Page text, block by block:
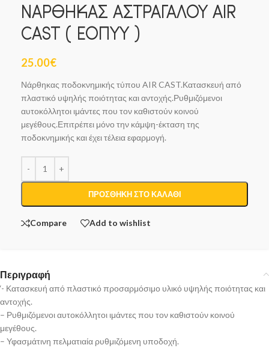
ΝΑΡΘΗΚΑΣ ΑΣΤΡΑΓΑΛΟΥ AIR
CAST ( ΕΟΠΥΥ )
25.00€
Νάρθηκας ποδοκνημικής τύπου AIR CAST.Κατασκευή από
πλαστικό υψηλής ποιότητας και αντοχής.Ρυθμιζόμενοι
αυτοκόλλητοι ιμάντες που τον καθιστούν κοινού
μεγέθους.Επιτρέπει μόνο την κάμψη-έκταση της
ποδοκνημικής και έχει τέλεια εφαρμογή.
ΠΡΟΣΘΉΚΗ ΣΤΟ ΚΑΛΆΘΙ
Compare Add to wishlist
Περιγραφή
‘- Κατασκευή από πλαστικό προσαρμόσιμο υλικό υψηλής ποιότητας και
αντοχής.
– Ρυθμιζόμενοι αυτοκόλλητοι ιμάντες που τον καθιστούν κοινού
μεγέθους.
– Υφασμάτινη πελματιαία ρυθμιζόμενη υποδοχή.